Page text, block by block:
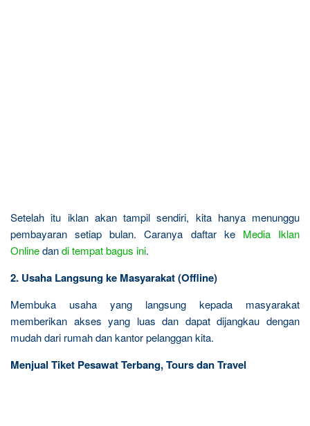
Setelah itu iklan akan tampil sendiri, kita hanya menunggu
pembayaran setiap bulan. Caranya daftar ke Media Iklan
Onlinedandi tempat bagus ini.
2. Usaha Langsung ke Masyarakat (Offline)
Membuka usaha yang langsung kepada masyarakat
memberikan akses yang luas dan dapat dijangkau dengan
mudah dari rumah dan kantor pelanggan kita.
Menjual Tiket Pesawat Terbang, Tours dan Travel